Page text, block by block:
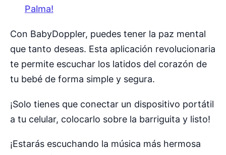
Palma!
Con BabyDoppler, puedes tener la paz mental
que tanto deseas. Esta aplicación revolucionaria
te permite escuchar los latidos del corazón de
tu bebé de forma simple y segura.
¡Solo tienes que conectar un dispositivo portátil
a tu celular, colocarlo sobre la barriguita y listo!
¡Estarás escuchando la música más hermosa